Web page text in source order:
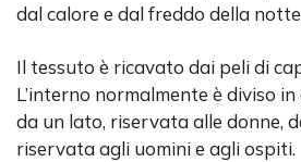
dal calore e dal freddo della
Il tessuto è ricavato dai peli di
L’interno normalmente è diviso
da un lato, riservata alle donne,
riservata agli uomini e agli ospiti.